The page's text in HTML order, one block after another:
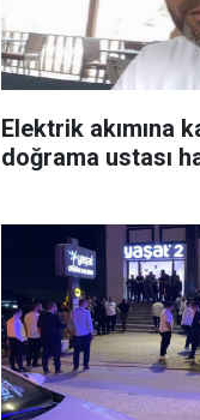
Elektrik akımına
doğrama ustası